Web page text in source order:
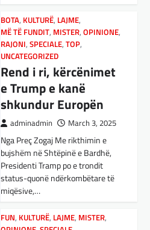
në vlerë gjatë dy ditëve të fundit
mes shqetësimeve se qasja…
BOTA,LAJME,MË TË FUNDIT
OPINIONE,RAJONI
Gjermani, ekspertët
sugjerojnë 400
miliardë euro për
mbrojtje
adminadmin March 4, 2025
Gjermania ndodhet aktualisht në
kulmin e përpjekjeve për krijimin e
qeverisë dhe koha nuk pret.
CDU/CSU dhe SPD po
BOTA, KULTURË, LAJME,
MË TË FUNDIT, MISTER,OPINIONE,
RAJONI,SPECIALE,TOP,
UNCATEGORIZED
Rend i ri, kërcënimet
e Trump e kanë
shkundur Europën
adminadmin March 3, 2025
Nga Preç Zogaj Me rikthimin e
bujshëm në Shtëpinë e Bardhë,
Presidenti Tramp po e trondit
status-quonë ndërkombëtare të
miqësive,…
FUN, KULTURË, LAJME, MISTER,
Ja Kush E Bindi
Presidentin E
Vllaznisë Për Të
Marrë Qatip Osmanin
adminadmin
February 20,
2024
Skuadra e njohur shqiptare e
Vllaznisë nga Shkodra, me 30
tetor në postin e trajnerit
zyrtarizoi strategun tetovar, Qatip
Osmani.…
SPORT
Goli i Leipzigut ishte i
rregullt!